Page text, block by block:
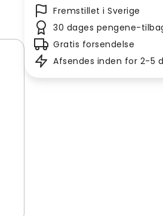
Fremstillet i Sverige
30 dages pengene-
Gratis forsendelse
Afsendes inden for 2-5